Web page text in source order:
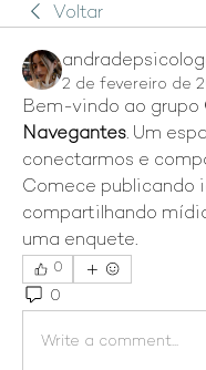
Voltar
2 de fevereiro de
Bem-vindo ao grupo
Navegantes. Um
conectarmos e
Comece publicando
compartilhando
uma enquete.
0
0
Write a comment...